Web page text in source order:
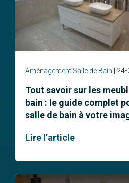
Aménagement Salle de Bain
Tout savoir sur les
bain : le guide complet
salle de bain à votre
Lire l’article